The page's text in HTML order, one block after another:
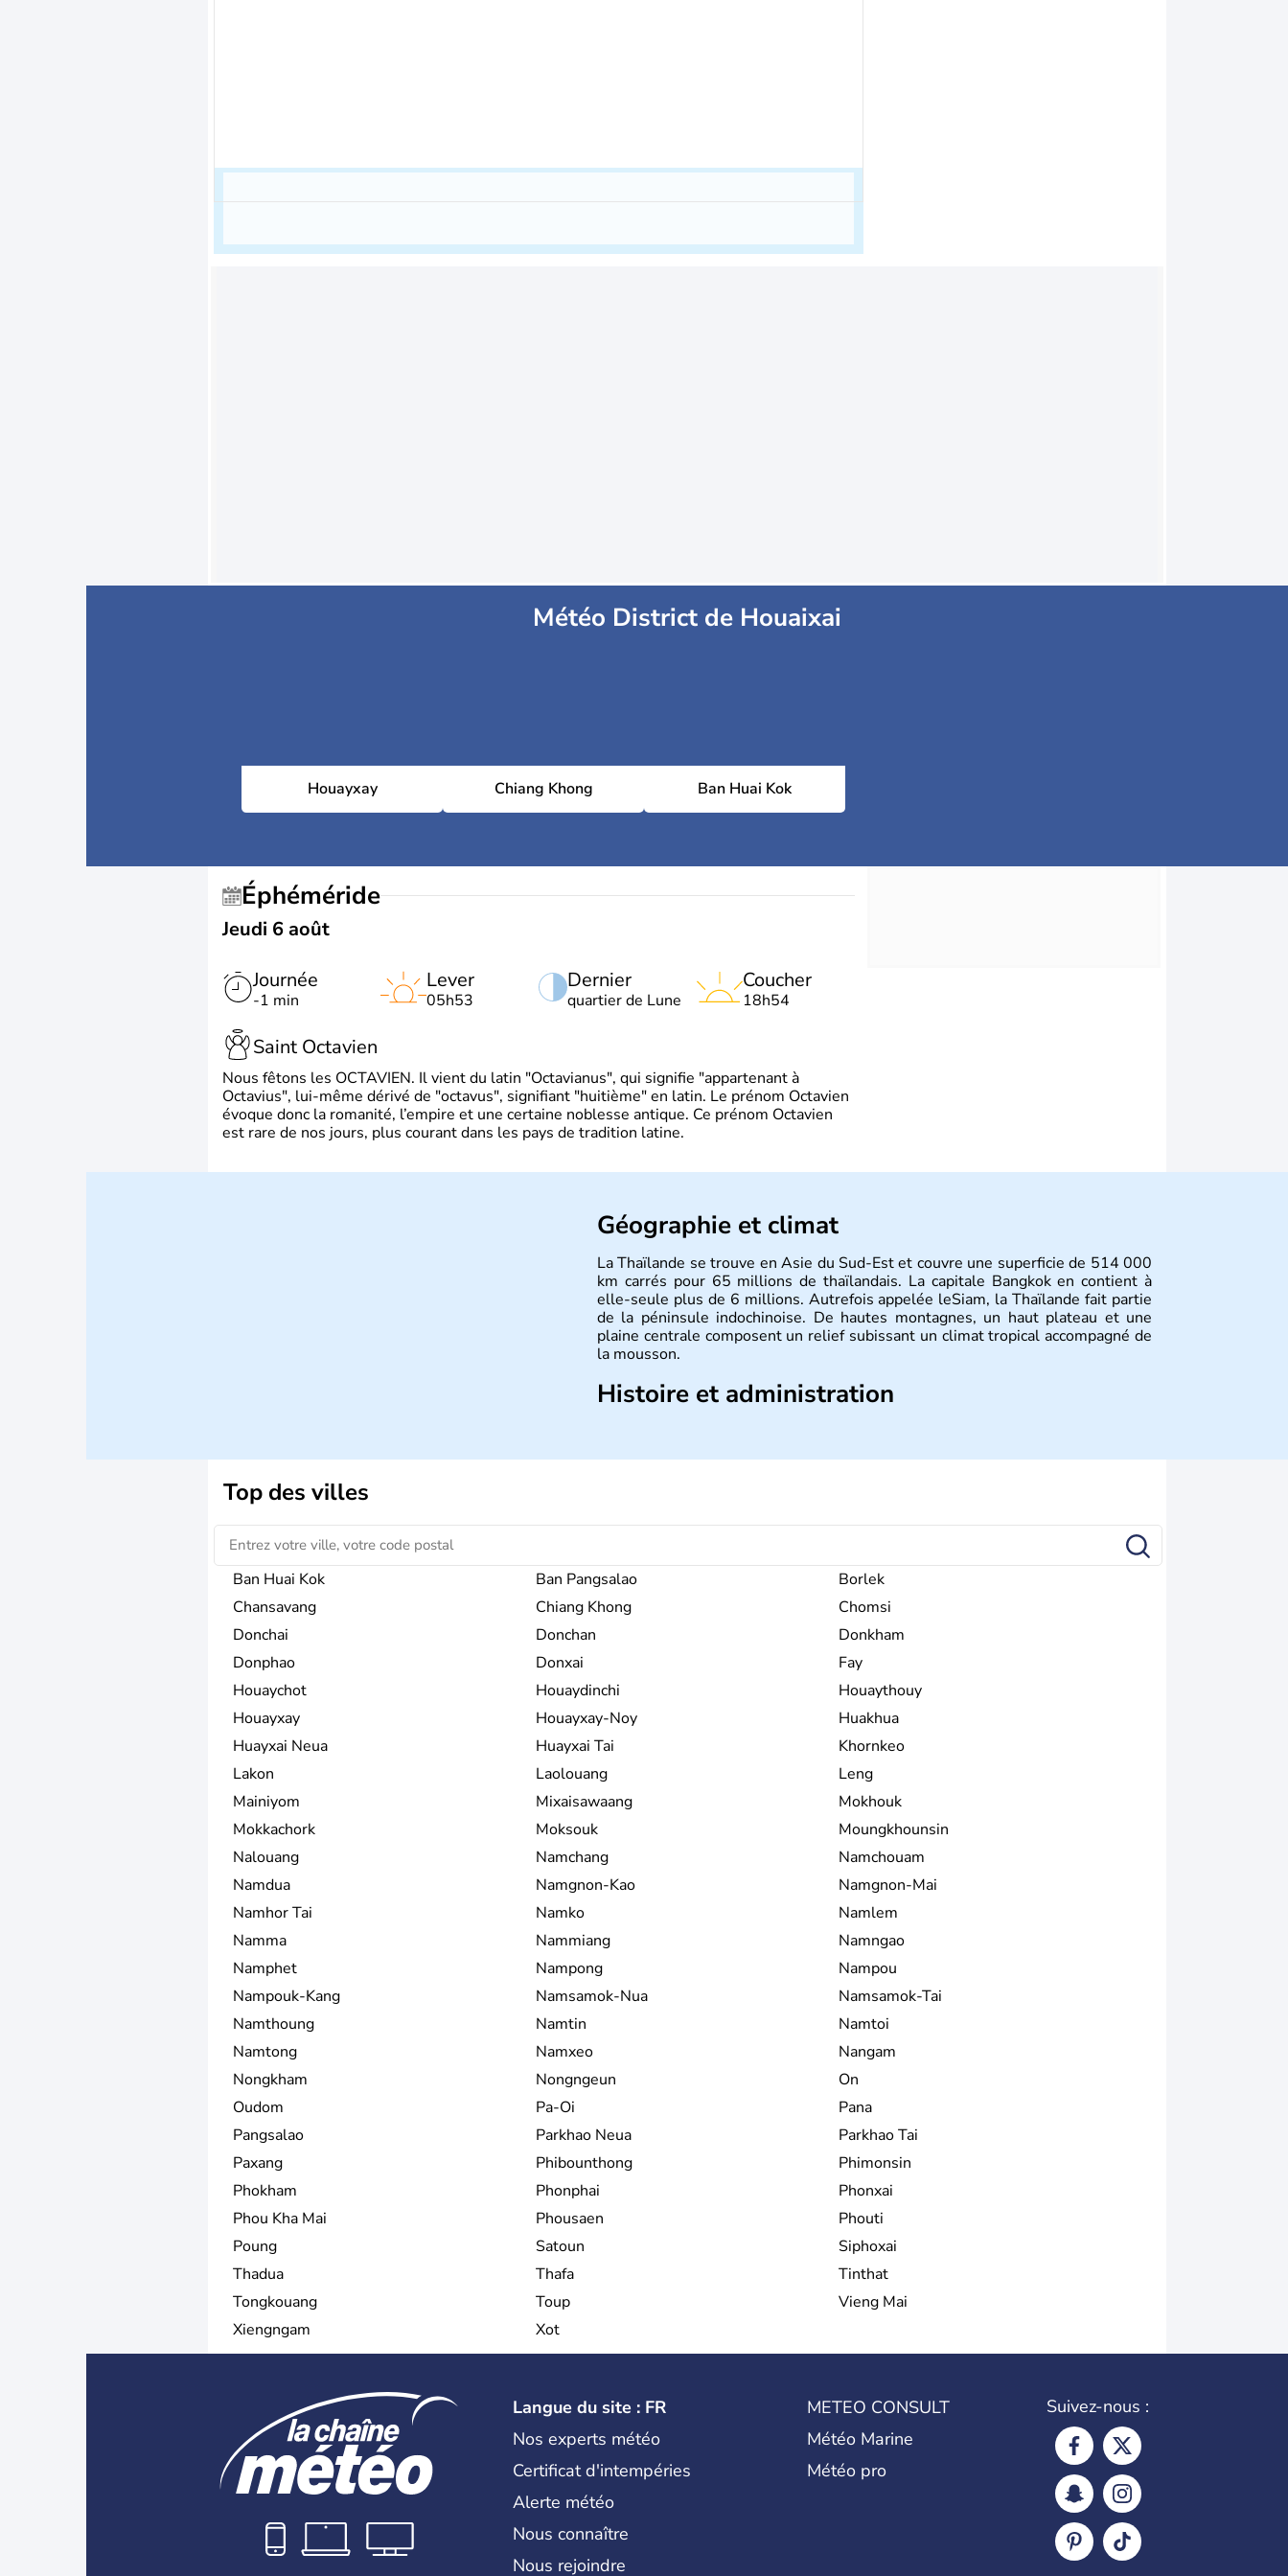
Météo District de Houaixai
Houayxay Chiang Khong Ban Huai Kok
Éphéméride
Jeudi 6 août
Journée
-1 min
Dernier
quartier de Lune
Lever
05h53
Coucher
18h54
Saint Octavien
Nous fêtons les OCTAVIEN. Il vient du latin "Octavianus", qui signifie "appartenant à
Octavius", lui-même dérivé de "octavus", signifiant "huitième" en latin. Le prénom Octavien
évoque donc la romanité, l’empire et une certaine noblesse antique. Ce prénom Octavien
est rare de nos jours, plus courant dans les pays de tradition latine.
Géographie et climat
La Thaïlande se trouve en Asie du Sud-Est et couvre une superficie de 514 000
km carrés pour 65 millions de thaïlandais. La capitale Bangkok en contient à
elle-seule plus de 6 millions. Autrefois appelée leSiam, la Thaïlande fait partie
de la péninsule indochinoise. De hautes montagnes, un haut plateau et une
plaine centrale composent un relief subissant un climat tropical accompagné de
la mousson.
Histoire et administration
politique instable.
Top des villes
Ban Huai Kok Ban Pangsalao
Borlek
Chansavang
Chiang Khong
Chomsi
Donchai
Donchan
Donkham
Donphao
Donxai
Fay
Houaychot
Houaydinchi
Houaythouy
Houayxay
Houayxay-Noy
Huakhua
Huayxai Neua
Huayxai Tai
Khornkeo
Lakon
Laolouang
Leng
Mainiyom
Mixaisawaang
Mokhouk
Mokkachork
Moksouk
Moungkhounsin
Nalouang
Namchang
Namchouam
Namdua
Namgnon-Kao
Namgnon-Mai
Namhor Tai
Namko
Namlem
Namma
Nammiang
Namngao
Namphet
Nampong
Nampou
Nampouk-Kang
Namsamok-Nua
Namsamok-Tai
Namthoung
Namtin
Namtoi
Namtong
Namxeo
Nangam
Nongkham
Nongngeun
On
Oudom
Pa-Oi
Pana
Pangsalao
Parkhao Neua
Parkhao Tai
Paxang
Phibounthong
Phimonsin
Phokham
Phonphai
Phonxai
Phou Kha Mai
Phousaen
Phouti
Poung
Satoun
Siphoxai
Thadua
Thafa
Tinthat
Tongkouang
Toup
Vieng Mai
Xiengngam
Xot
Langue du site : FR
Nos experts météo
Certificat d'intempéries
Alerte météo
Nous connaître
Nous rejoindre
METEO CONSULT
Météo Marine
Météo pro
Suivez-nous :